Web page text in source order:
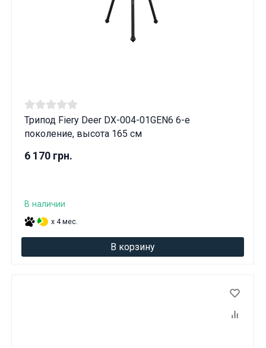
Трипод Fiery Deer DX-004-01GEN6 6-е
поколение, высота 165 см
6 170 грн.
В наличии
x 4 мес.
В корзину